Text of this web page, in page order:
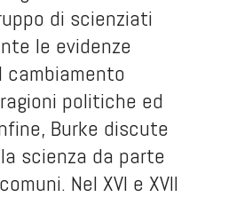
di scienziati
le evidenze
politiche ed
Burke discute
scienza da parte
Nel XVI e XVII